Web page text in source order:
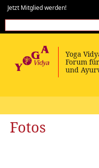
Jetzt Mitglied werden!
Fotos